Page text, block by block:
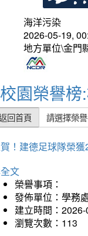
海洋污染
2026-05-19,
地方單位\金門
校園榮譽
回首頁 請選擇榮
！建德足球隊榮
文
榮譽事項：
發佈單位：學務
建立時間：
瀏覽次數：113